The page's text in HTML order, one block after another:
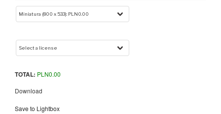
TOTAL: PLN0.00
Download
Save to Lightbox